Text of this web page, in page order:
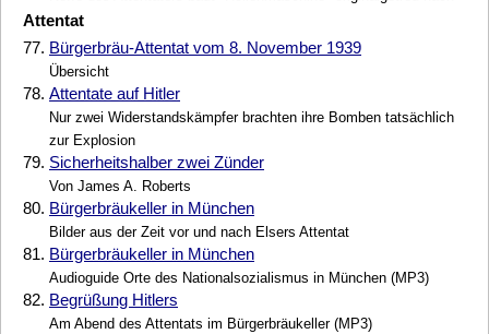
Attentat
77. Bürgerbräu-Attentat vom 8. November 1939
Übersicht
78. Attentate auf Hitler
Nur zwei Widerstandskämpfer brachten ihre Bomben tatsächlich
zur Explosion
79. Sicherheitshalber zwei Zünder
Von James A. Roberts
80. Bürgerbräukeller in München
Bilder aus der Zeit vor und nach Elsers Attentat
81. Bürgerbräukeller in München
Audioguide Orte des Nationalsozialismus in München (MP3)
82. Begrüßung Hitlers
Am Abend des Attentats im Bürgerbräukeller (MP3)